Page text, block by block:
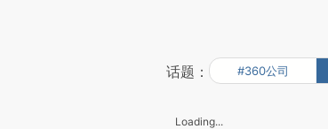
话题： #360公司
Loading...